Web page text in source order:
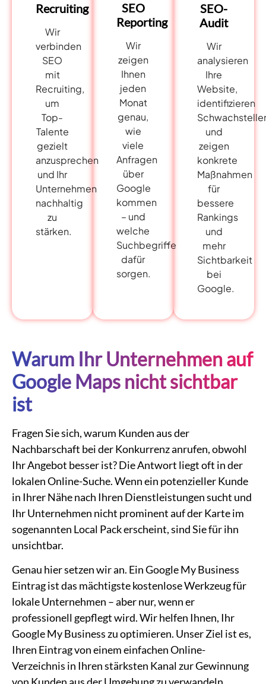
Recruiting
Wir
verbinden
SEO
mit
Recruiting,
um
Top-
Talente
gezielt
anzusprechen
und Ihr
Unternehmen
nachhaltig
zu
stärken.
SEO
Reporting
Wir
zeigen
Ihnen
jeden
Monat
genau,
wie
viele
Anfragen
über
Google
kommen
– und
welche
Suchbegriffe
dafür
sorgen.
SEO-
Audit
Wir
analysieren
Ihre
Website,
identifizieren
und
zeigen
konkrete
Maßnahmen
für
bessere
Rankings
und
mehr
Sichtbarkeit
bei
Google.
Warum Ihr Unternehmen auf
Google Maps nicht sichtbar
ist
Fragen Sie sich, warum Kunden aus der
Nachbarschaft bei der Konkurrenz anrufen, obwohl
Ihr Angebot besser ist? Die Antwort liegt oft in der
lokalen Online-Suche. Wenn ein potenzieller Kunde
in Ihrer Nähe nach Ihren Dienstleistungen sucht und
Ihr Unternehmen nicht prominent auf der Karte im
sogenannten Local Pack erscheint, sind Sie für ihn
unsichtbar.
Genau hier setzen wir an. Ein Google My Business
Eintrag ist das mächtigste kostenlose Werkzeug für
lokale Unternehmen – aber nur, wenn er
professionell gepflegt wird. Wir helfen Ihnen, Ihr
Google My Business zu optimieren. Unser Ziel ist es,
Ihren Eintrag von einem einfachen Online-
Verzeichnis in Ihren stärksten Kanal zur Gewinnung